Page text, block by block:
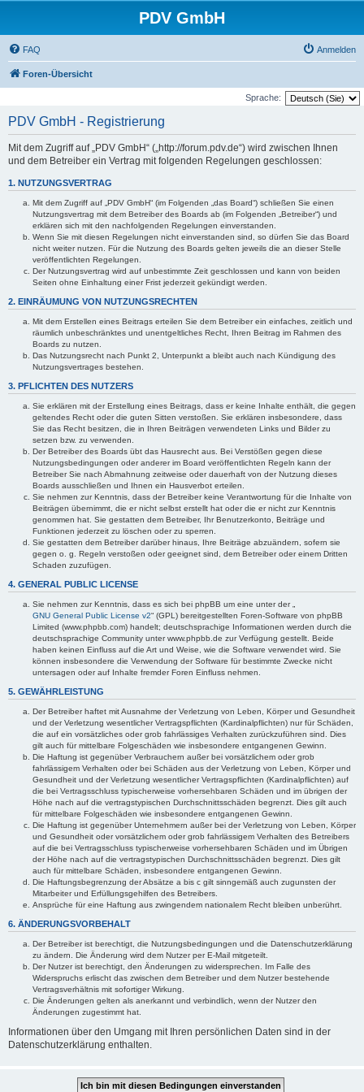
PDV GmbH
FAQ Anmelden
Foren-Übersicht
Sprache:
PDV GmbH - Registrierung
Mit dem Zugriff auf „PDV GmbH“ („http://forum.pdv.de“) wird zwischen Ihnen
und dem Betreiber ein Vertrag mit folgenden Regelungen geschlossen:
1. NUTZUNGSVERTRAG
Mit dem Zugriff auf „PDV GmbH“ (im Folgenden „das Board“) schließen Sie einen
Nutzungsvertrag mit dem Betreiber des Boards ab (im Folgenden „Betreiber“) und
erklären sich mit den nachfolgenden Regelungen einverstanden.
Wenn Sie mit diesen Regelungen nicht einverstanden sind, so dürfen Sie das Board
nicht weiter nutzen. Für die Nutzung des Boards gelten jeweils die an dieser Stelle
veröffentlichten Regelungen.
Der Nutzungsvertrag wird auf unbestimmte Zeit geschlossen und kann von beiden
Seiten ohne Einhaltung einer Frist jederzeit gekündigt werden.
2. EINRÄUMUNG VON NUTZUNGSRECHTEN
Mit dem Erstellen eines Beitrags erteilen Sie dem Betreiber ein einfaches, zeitlich und
räumlich unbeschränktes und unentgeltliches Recht, Ihren Beitrag im Rahmen des
Boards zu nutzen.
Das Nutzungsrecht nach Punkt 2, Unterpunkt a bleibt auch nach Kündigung des
Nutzungsvertrages bestehen.
3. PFLICHTEN DES NUTZERS
Sie erklären mit der Erstellung eines Beitrags, dass er keine Inhalte enthält, die gegen
geltendes Recht oder die guten Sitten verstoßen. Sie erklären insbesondere, dass
Sie das Recht besitzen, die in Ihren Beiträgen verwendeten Links und Bilder zu
setzen bzw. zu verwenden.
Der Betreiber des Boards übt das Hausrecht aus. Bei Verstößen gegen diese
Nutzungsbedingungen oder anderer im Board veröffentlichten Regeln kann der
Betreiber Sie nach Abmahnung zeitweise oder dauerhaft von der Nutzung dieses
Boards ausschließen und Ihnen ein Hausverbot erteilen.
Sie nehmen zur Kenntnis, dass der Betreiber keine Verantwortung für die Inhalte von
Beiträgen übernimmt, die er nicht selbst erstellt hat oder die er nicht zur Kenntnis
genommen hat. Sie gestatten dem Betreiber, Ihr Benutzerkonto, Beiträge und
Funktionen jederzeit zu löschen oder zu sperren.
Sie gestatten dem Betreiber darüber hinaus, Ihre Beiträge abzuändern, sofern sie
gegen o. g. Regeln verstoßen oder geeignet sind, dem Betreiber oder einem Dritten
Schaden zuzufügen.
4. GENERAL PUBLIC LICENSE
Sie nehmen zur Kenntnis, dass es sich bei phpBB um eine unter der „
GNU General Public License v2“ (GPL) bereitgestellten Foren-Software von phpBB
Limited (www.phpbb.com) handelt; deutschsprachige Informationen werden durch die
deutschsprachige Community unter www.phpbb.de zur Verfügung gestellt. Beide
haben keinen Einfluss auf die Art und Weise, wie die Software verwendet wird. Sie
können insbesondere die Verwendung der Software für bestimmte Zwecke nicht
untersagen oder auf Inhalte fremder Foren Einfluss nehmen.
5. GEWÄHRLEISTUNG
Der Betreiber haftet mit Ausnahme der Verletzung von Leben, Körper und Gesundheit
und der Verletzung wesentlicher Vertragspflichten (Kardinalpflichten) nur für Schäden,
die auf ein vorsätzliches oder grob fahrlässiges Verhalten zurückzuführen sind. Dies
gilt auch für mittelbare Folgeschäden wie insbesondere entgangenen Gewinn.
Die Haftung ist gegenüber Verbrauchern außer bei vorsätzlichem oder grob
fahrlässigem Verhalten oder bei Schäden aus der Verletzung von Leben, Körper und
Gesundheit und der Verletzung wesentlicher Vertragspflichten (Kardinalpflichten) auf
die bei Vertragsschluss typischerweise vorhersehbaren Schäden und im übrigen der
Höhe nach auf die vertragstypischen Durchschnittsschäden begrenzt. Dies gilt auch
für mittelbare Folgeschäden wie insbesondere entgangenen Gewinn.
Die Haftung ist gegenüber Unternehmern außer bei der Verletzung von Leben, Körper
und Gesundheit oder vorsätzlichem oder grob fahrlässigem Verhalten des Betreibers
auf die bei Vertragsschluss typischerweise vorhersehbaren Schäden und im Übrigen
der Höhe nach auf die vertragstypischen Durchschnittsschäden begrenzt. Dies gilt
auch für mittelbare Schäden, insbesondere entgangenen Gewinn.
Die Haftungsbegrenzung der Absätze a bis c gilt sinngemäß auch zugunsten der
Mitarbeiter und Erfüllungsgehilfen des Betreibers.
Ansprüche für eine Haftung aus zwingendem nationalem Recht bleiben unberührt.
6. ÄNDERUNGSVORBEHALT
Der Betreiber ist berechtigt, die Nutzungsbedingungen und die Datenschutzerklärung
zu ändern. Die Änderung wird dem Nutzer per E-Mail mitgeteilt.
Der Nutzer ist berechtigt, den Änderungen zu widersprechen. Im Falle des
Widerspruchs erlischt das zwischen dem Betreiber und dem Nutzer bestehende
Vertragsverhältnis mit sofortiger Wirkung.
Die Änderungen gelten als anerkannt und verbindlich, wenn der Nutzer den
Änderungen zugestimmt hat.
Informationen über den Umgang mit Ihren persönlichen Daten sind in der
Datenschutzerklärung enthalten.